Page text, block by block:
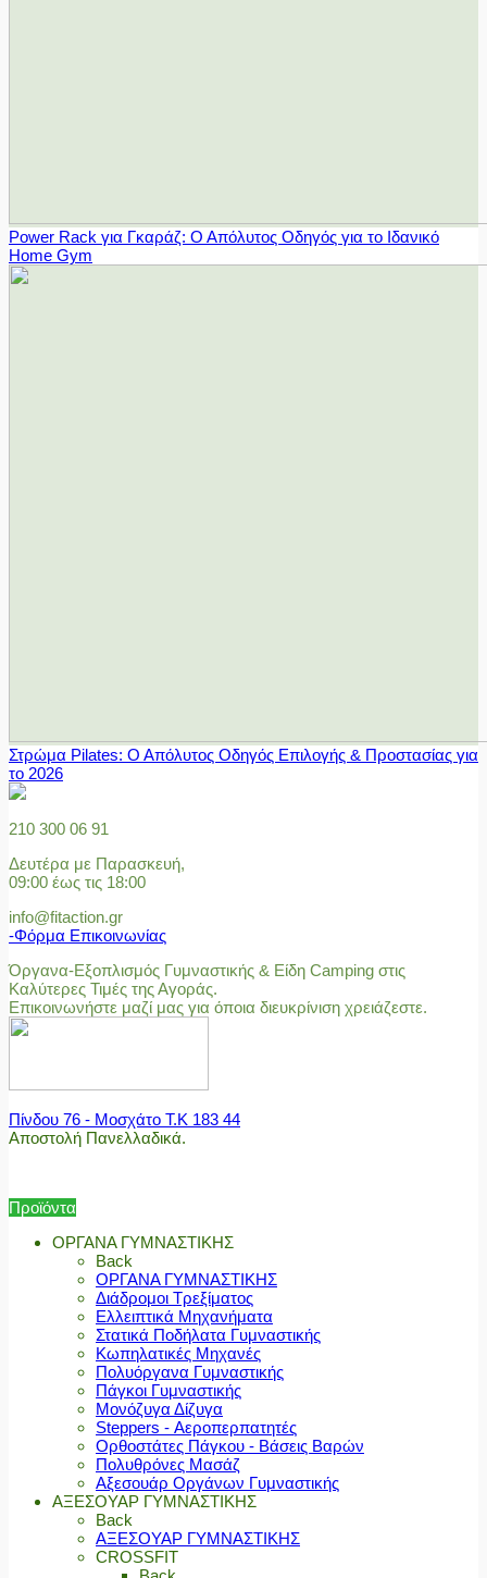
Power Rack για Γκαράζ: Ο Απόλυτος Οδηγός για το Ιδανικό
Home Gym
Στρώμα Pilates: Ο Απόλυτος Οδηγός Επιλογής & Προστασίας για
το 2026
210 300 06 91
Δευτέρα με Παρασκευή,
09:00 έως τις 18:00
info@fitaction.gr
-Φόρμα Επικοινωνίας
Όργανα-Εξοπλισμός Γυμναστικής & Είδη Camping στις
Καλύτερες Τιμές της Αγοράς.
Επικοινωνήστε μαζί μας για όποια διευκρίνιση χρειάζεστε.
Πίνδου 76 - Μοσχάτο Τ.Κ 183 44
Αποστολή Πανελλαδικά.
Προϊόντα
ΟΡΓΑΝΑ ΓΥΜΝΑΣΤΙΚΗΣ
Back
ΟΡΓΑΝΑ ΓΥΜΝΑΣΤΙΚΗΣ
Διάδρομοι Τρεξίματος
Ελλειπτικά Μηχανήματα
Στατικά Ποδήλατα Γυμναστικής
Κωπηλατικές Μηχανές
Πολυόργανα Γυμναστικής
Πάγκοι Γυμναστικής
Μονόζυγα Δίζυγα
Steppers - Αεροπερπατητές
Ορθοστάτες Πάγκου - Βάσεις Βαρών
Πολυθρόνες Μασάζ
Αξεσουάρ Οργάνων Γυμναστικής
ΑΞΕΣΟΥΑΡ ΓΥΜΝΑΣΤΙΚΗΣ
Back
ΑΞΕΣΟΥΑΡ ΓΥΜΝΑΣΤΙΚΗΣ
CROSSFIT